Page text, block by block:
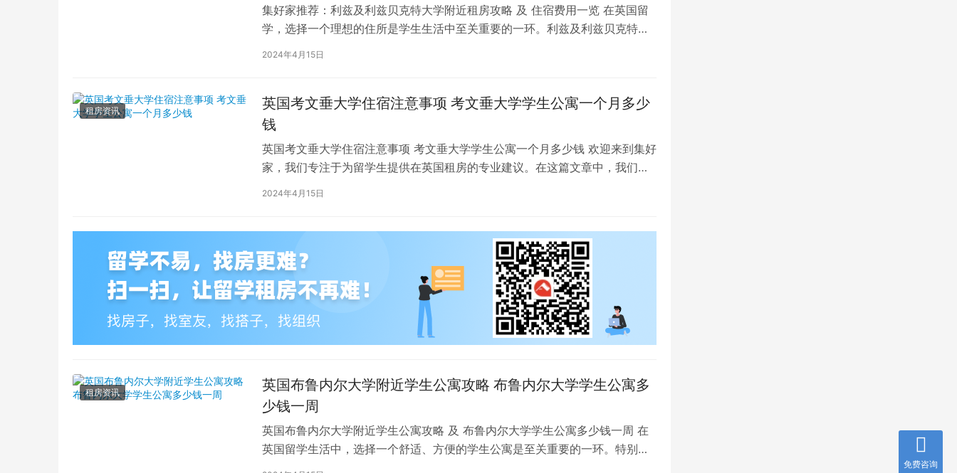
集好家推荐：利兹及利兹贝克特大学附近租房攻略 及 住宿费用一览 在英国留
学，选择一个理想的住所是学生生活中至关重要的一环。利兹及利兹贝克特大
学（以下简称利兹贝大）作为英国一所卓越的…
2024年4月15日
租房资讯
英国考文垂大学住宿注意事项 考文垂大学学生公寓一个月多少
钱
英国考文垂大学住宿注意事项 考文垂大学学生公寓一个月多少钱 欢迎来到集好
家，我们专注于为留学生提供在英国租房的专业建议。在这篇文章中，我们将
深入探讨英国考文垂大学住宿的注意事项，以…
2024年4月15日
租房资讯
英国布鲁内尔大学附近学生公寓攻略 布鲁内尔大学学生公寓多
少钱一周
英国布鲁内尔大学附近学生公寓攻略 及 布鲁内尔大学学生公寓多少钱一周 在
英国留学生活中，选择一个舒适、方便的学生公寓是至关重要的一环。特别是
免费咨询